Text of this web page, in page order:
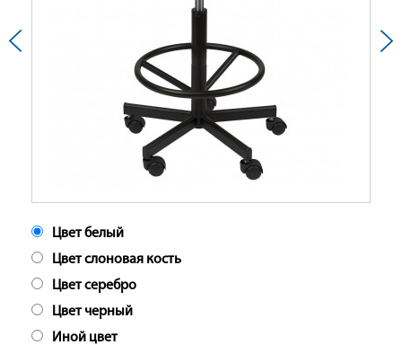
Цвет белый
Цвет слоновая кость
Цвет серебро
Цвет черный
Иной цвет